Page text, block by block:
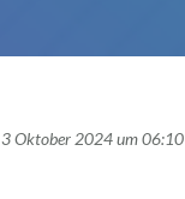
3 Oktober 2024 um 06:10